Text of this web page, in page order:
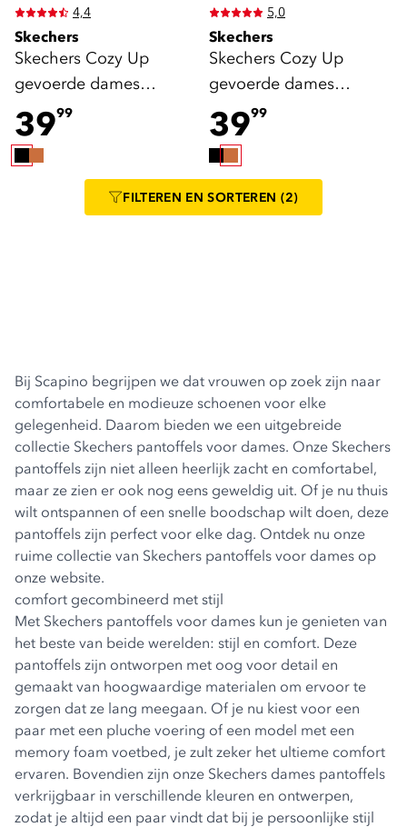
4,4
Skechers
Skechers Cozy Up
gevoerde dames
pantoffels zwart
3999
5,0
Skechers
Skechers Cozy Up
gevoerde dames
pantoffels cognac
3999
FILTEREN EN SORTEREN (2)
Bij Scapino begrijpen we dat vrouwen op zoek zijn naar
comfortabele en modieuze schoenen voor elke
gelegenheid. Daarom bieden we een uitgebreide
collectie Skechers pantoffels voor dames. Onze Skechers
pantoffels zijn niet alleen heerlijk zacht en comfortabel,
maar ze zien er ook nog eens geweldig uit. Of je nu thuis
wilt ontspannen of een snelle boodschap wilt doen, deze
pantoffels zijn perfect voor elke dag. Ontdek nu onze
ruime collectie van Skechers pantoffels voor dames op
onze website.
comfort gecombineerd met stijl
Met Skechers pantoffels voor dames kun je genieten van
het beste van beide werelden: stijl en comfort. Deze
pantoffels zijn ontworpen met oog voor detail en
gemaakt van hoogwaardige materialen om ervoor te
zorgen dat ze lang meegaan. Of je nu kiest voor een
paar met een pluche voering of een model met een
memory foam voetbed, je zult zeker het ultieme comfort
ervaren. Bovendien zijn onze Skechers dames pantoffels
verkrijgbaar in verschillende kleuren en ontwerpen,
zodat je altijd een paar vindt dat bij je persoonlijke stijl